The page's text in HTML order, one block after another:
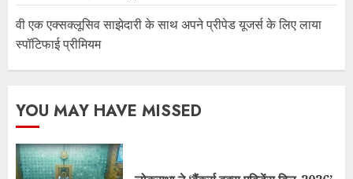
वी एक एक्सक्लूसिव साझेदारी के साथ अपने प्रीपेड यूजर्स के लिए लाया
स्पॉटिफाई प्रीमियम
YOU MAY HAVE MISSED